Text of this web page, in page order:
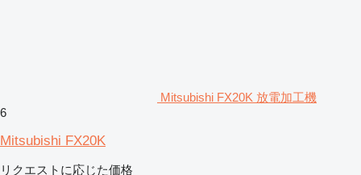
Mitsubishi FX20K 放電加工機
6
Mitsubishi FX20K
リクエストに応じた価格